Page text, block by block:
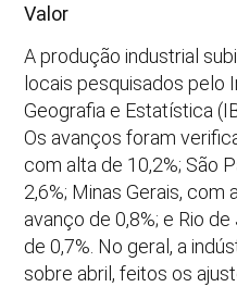
Valor
A produção industrial
locais pesquisados pelo
Geografia e Estatística
Os avanços foram
com alta de 10,2%; São
2,6%; Minas Gerais, com
avanço de 0,8%; e Rio
de 0,7%. No geral, a
sobre abril, feitos os